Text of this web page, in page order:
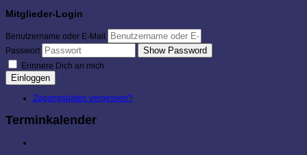
Mitglieder-Login
Benutzername oder E-Mail
Passwort
Show Password
Erinnere Dich an mich
Einloggen
Zugangsdaten vergessen?
Terminkalender